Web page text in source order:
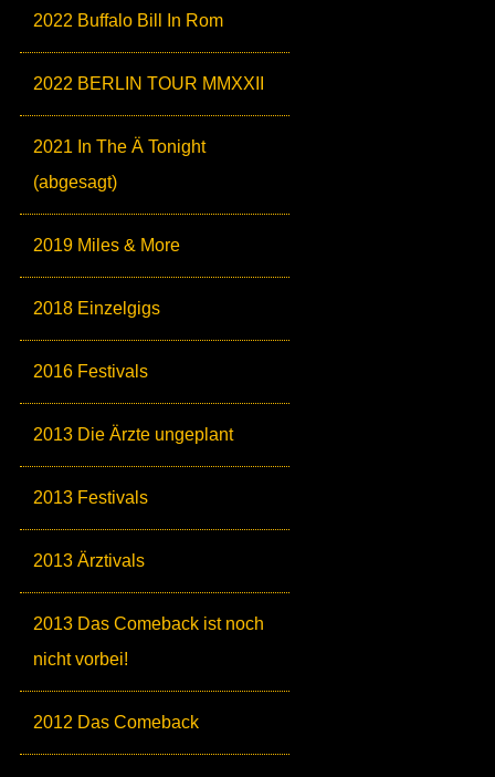
2022 Buffalo Bill In Rom
2022 BERLIN TOUR MMXXII
2021 In The Ä Tonight
(abgesagt)
2019 Miles & More
2018 Einzelgigs
2016 Festivals
2013 Die Ärzte ungeplant
2013 Festivals
2013 Ärztivals
2013 Das Comeback ist noch
nicht vorbei!
2012 Das Comeback